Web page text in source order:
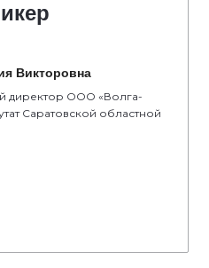
Викторовна
директор ООО «Волга-
Саратовской областной